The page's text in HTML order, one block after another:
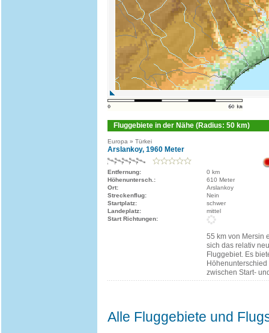
Fluggebiete in der Nähe (Radius: 50 km)
Europa » Türkei
Arslankoy, 1960 Meter
Entfernung:
0 km
Höhenuntersch.:
610 Meter
Ort:
Arslankoy
Streckenflug:
Nein
Startplatz:
schwer
Landeplatz:
mittel
Start Richtungen:
55 km von Mersin
sich das relativ
Fluggebiet. Es
zwischen Start-
Alle Fluggebiete und